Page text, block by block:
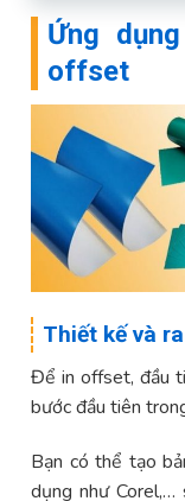
Ứng
offset
Thiết kế và
Để in offset, đầu
bước đầu tiên
Bạn có thể tạo
dụng như Corel,…